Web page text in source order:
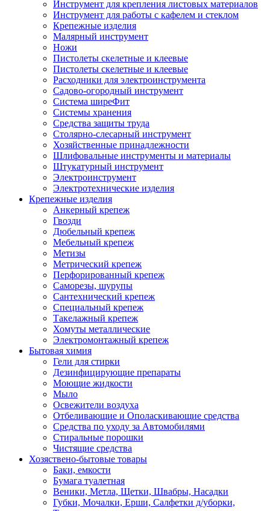
Инструмент для крепления листовых материалов
Инструмент для работы с кафелем и стеклом
Крепежные изделия
Малярный инструмент
Ножи
Пистолеты скелетные и клеевые
Пистолеты скелетные и клеевые
Расходники для электроинструмента
Садово-огородный инструмент
Система ширеФит
Системы хранения
Средства защиты труда
Столярно-слесарный инструмент
Хозяйственные принадлежности
Шлифовальные инструменты и материалы
Штукатурный инструмент
Электроинструмент
Электротехнические изделия
Крепежные изделия
Анкерный крепеж
Гвозди
Дюбельный крепеж
Мебельный крепеж
Метизы
Метрический крепеж
Перфорированный крепеж
Саморезы, шурупы
Сантехнический крепеж
Специальный крепеж
Такелажный крепеж
Хомуты металлические
Электромонтажный крепеж
Бытовая химия
Гели для стирки
Дезинфицирующие препараты
Моющие жидкости
Мыло
Освежители воздуха
Отбеливающие и Ополаскивающие средства
Средства по уходу за Автомобилями
Стиральные порошки
Чистящие средства
Хозяствено-бытовые товары
Баки, емкости
Бумага туалетная
Веники, Метла, Щетки, Швабры, Насадки
Губки, Мочалки, Ерши, Салфетки д/уборки,